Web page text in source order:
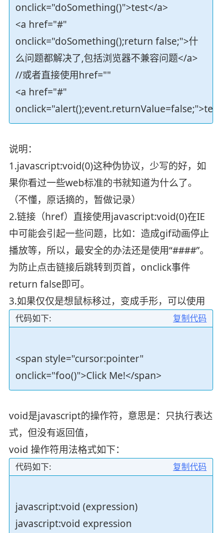
onclick="doSomething()">test</a>
<a href="#"
onclick="doSomething();return false;">什
么问题都解决了,包括浏览器不兼容问题</a>
//或者直接使用href=""
<a href="#"
说明：
1.javascript:void(0)这种伪协议，少写的好，如
果你看过一些web标准的书就知道为什么了。
（不懂，原话摘的，暂做记录）
2.链接（href）直接使用javascript:void(0)在IE
中可能会引起一些问题，比如：造成gif动画停止
播放等，所以，最安全的办法还是使用“####”。
为防止点击链接后跳转到页首，onclick事件
return false即可。
3.如果仅仅是想鼠标移过，变成手形，可以使用
复制代码
代码如下:
<span style="cursor:pointer"
onclick="foo()">Click Me!</span>
void是javascript的操作符，意思是：只执行表达
式，但没有返回值，
void 操作符用法格式如下：
复制代码
代码如下:
javascript:void (expression)
javascript:void expression